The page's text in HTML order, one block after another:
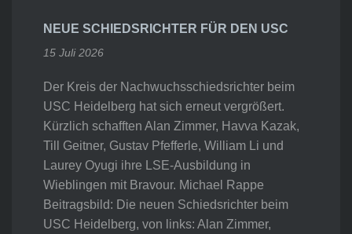
NEUE SCHIEDSRICHTER FÜR DEN USC
15 Juli 2026
Der Kreis der Nachwuchsschiedsrichter beim
USC Heidelberg hat sich erneut vergrößert.
Kürzlich schafften Alan Zimmer, Havva Kazak,
Till Geitner, Gustav Pfefferle, William Li und
Laurey Oyugi ihre LSE-Ausbildung in
Wieblingen mit Bravour. Michael Rappe
Beitragsbild: Die neuen Schiedsrichter beim
USC Heidelberg, von links: Alan Zimmer,